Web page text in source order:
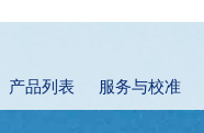
产品列表 服务与校准